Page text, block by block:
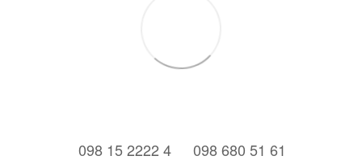
⠀098 15 2222 4 ⠀098 680 51 61